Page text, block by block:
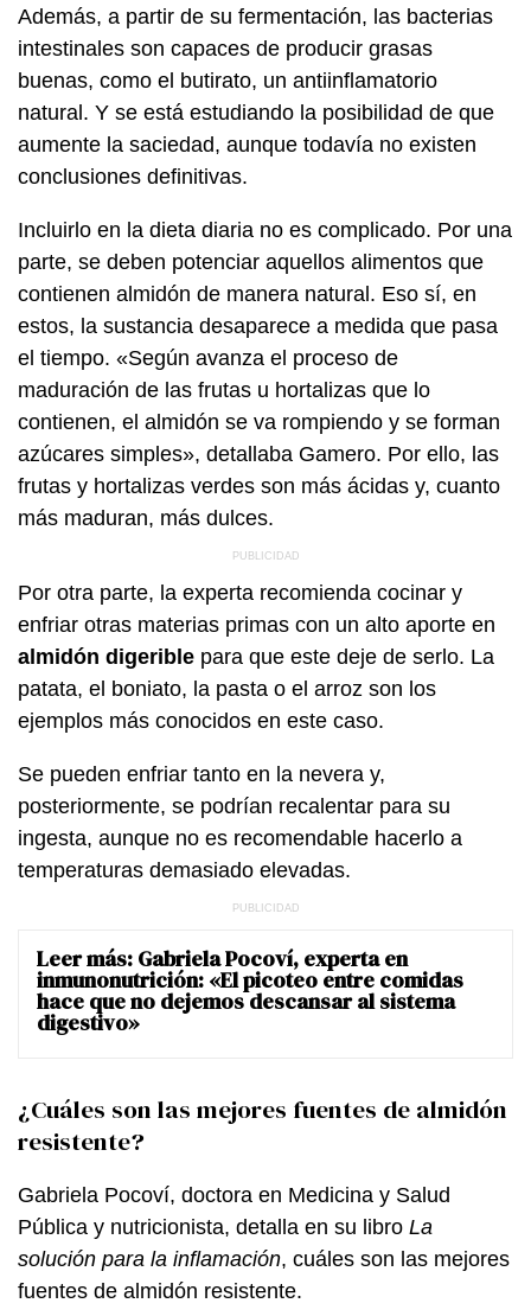
Además, a partir de su fermentación, las bacterias
intestinales son capaces de producir grasas
buenas, como el butirato, un antiinflamatorio
natural. Y se está estudiando la posibilidad de que
aumente la saciedad, aunque todavía no existen
conclusiones definitivas.
Incluirlo en la dieta diaria no es complicado. Por una
parte, se deben potenciar aquellos alimentos que
contienen almidón de manera natural. Eso sí, en
estos, la sustancia desaparece a medida que pasa
el tiempo. «Según avanza el proceso de
maduración de las frutas u hortalizas que lo
contienen, el almidón se va rompiendo y se forman
azúcares simples», detallaba Gamero. Por ello, las
frutas y hortalizas verdes son más ácidas y, cuanto
más maduran, más dulces.
Por otra parte, la experta recomienda cocinar y
enfriar otras materias primas con un alto aporte en
almidón digerible para que este deje de serlo. La
patata, el boniato, la pasta o el arroz son los
ejemplos más conocidos en este caso.
Se pueden enfriar tanto en la nevera y,
posteriormente, se podrían recalentar para su
ingesta, aunque no es recomendable hacerlo a
temperaturas demasiado elevadas.
Leer más: Gabriela Pocoví, experta en
inmunonutrición: «El picoteo entre comidas
hace que no dejemos descansar al sistema
digestivo»
¿Cuáles son las mejores fuentes de almidón
resistente?
Gabriela Pocoví, doctora en Medicina y Salud
Pública y nutricionista, detalla en su libro La
solución para la inflamación, cuáles son las mejores
fuentes de almidón resistente.